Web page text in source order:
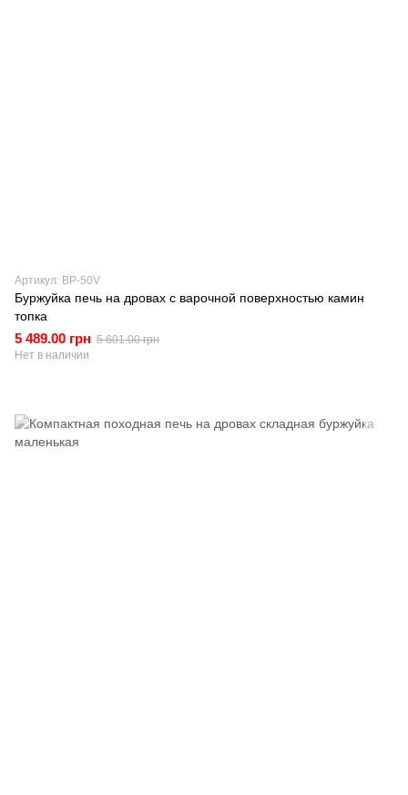
Артикул: BP-50V
Буржуйка печь на дровах с варочной поверхностью камин
топка
5 489.00 грн 5 601.00 грн
Нет в наличии